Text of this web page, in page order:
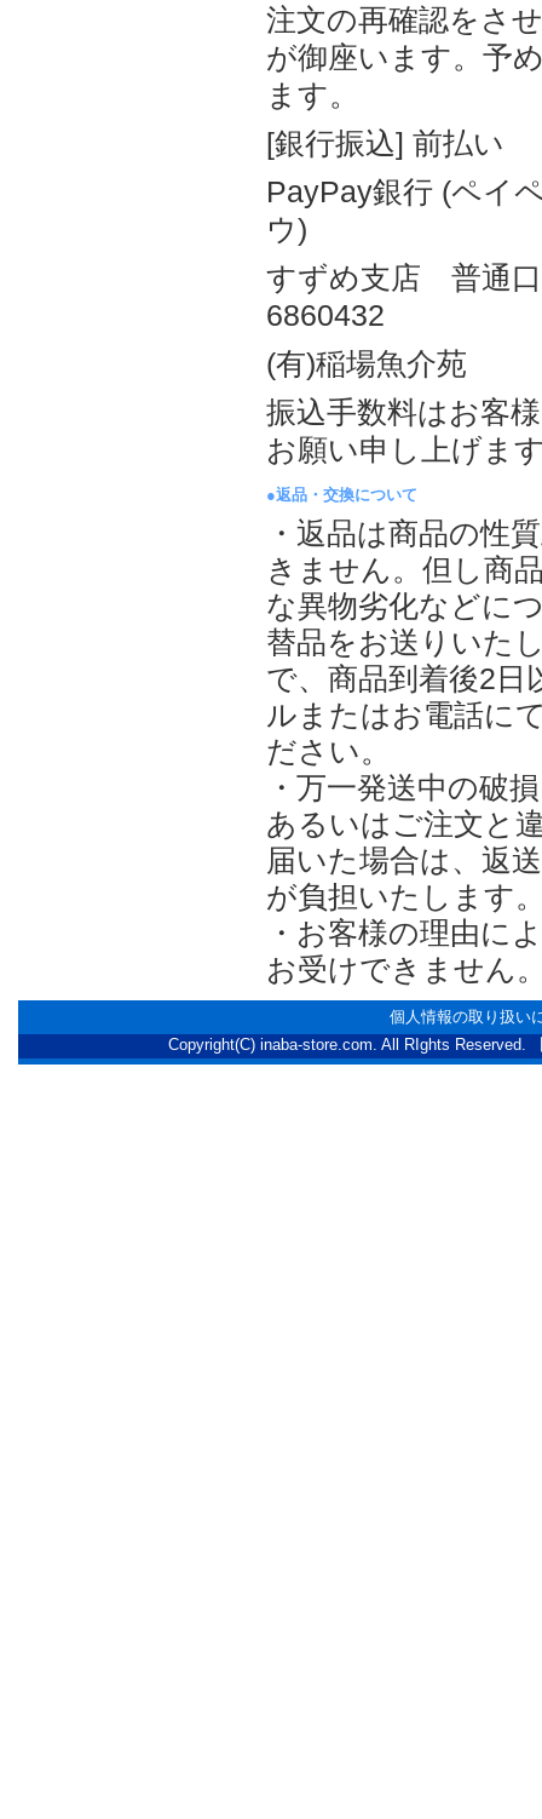
注文の再確認をさ
が御座います。予
ます。
[銀行振込] 前払い
PayPay銀行 (ペイ
ウ)
すずめ支店 普通
6860432
(有)稲場魚介苑
振込手数料はお客
お願い申し上げま
●返品・交換について
・返品は商品の性
きません。但し商
な異物劣化などに
替品をお送りいた
で、商品到着後2日
ルまたはお電話に
ださい。
・万一発送中の破
あるいはご注文と
届いた場合は、返
が負担いたします
・お客様の理由に
お受けできません
個人情報の取り扱い
Copyright(C) inaba-store.com. All RIghts Reserved.